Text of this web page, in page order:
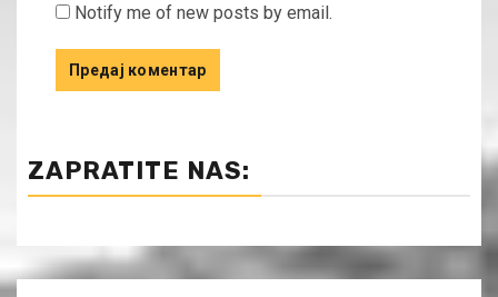
Notify me of new posts by email.
ZAPRATITE NAS: